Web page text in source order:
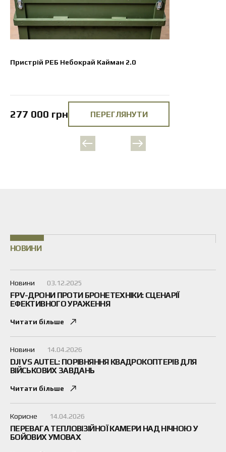
Пристрій РЕБ Небокрай Кайман 2.0
277 000 грн ПЕРЕГЛЯНУТИ
Пристрій РЕБ "Небокрай Кайман+ 2.0"
256 000 грн
шансів вижити:
тепловізори
НОВИНИ
Новини 03.12.2025
FPV-ДРОНИ ПРОТИ БРОНЕТЕХНІКИ: СЦЕНАРІЇ
ЕФЕКТИВНОГО УРАЖЕННЯ
Читати більше
Новини 14.04.2026
DJI VS AUTEL: ПОРІВНЯННЯ КВАДРОКОПТЕРІВ ДЛЯ
ВІЙСЬКОВИХ ЗАВДАНЬ
Читати більше
Корисне 14.04.2026
ПЕРЕВАГА ТЕПЛОВІЗІЙНОЇ КАМЕРИ НАД НІЧНОЮ У
БОЙОВИХ УМОВАХ